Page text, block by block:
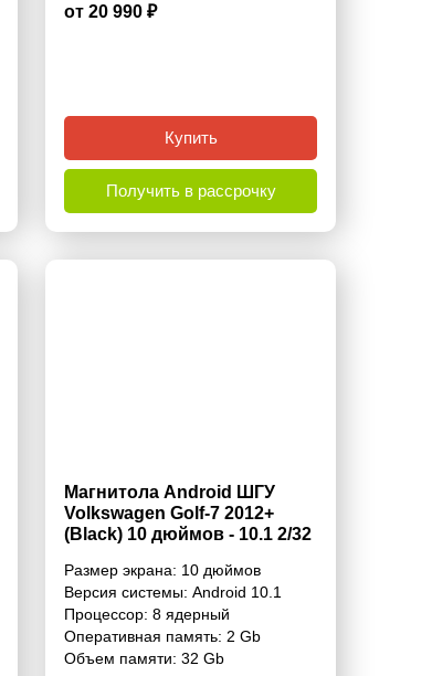
от 20 990 ₽
Купить
Получить в рассрочку
Магнитола Android ШГУ
Volkswagen Golf-7 2012+
(Black) 10 дюймов - 10.1 2/32
Размер экрана: 10 дюймов
Версия системы: Android 10.1
Процессор: 8 ядерный
Оперативная память: 2 Gb
Объем памяти: 32 Gb